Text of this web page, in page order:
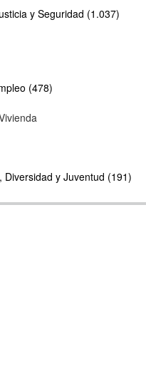
y Seguridad (1.037)
(478)
Diversidad y Juventud (191)